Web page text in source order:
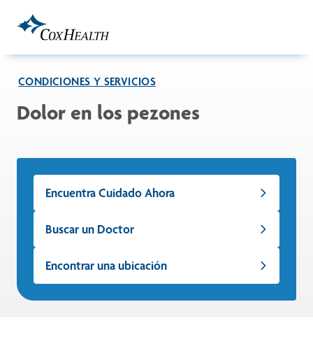
CONDICIONES Y SERVICIOS
Dolor en los pezones
Encuentra Cuidado Ahora
Buscar un Doctor
Encontrar una ubicación